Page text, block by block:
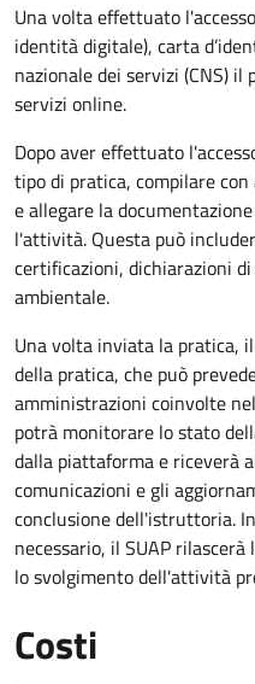
Una volta effettuato
identità digitale), carta
nazionale dei servizi (CNS)
servizi online.
Dopo aver effettuato
tipo di pratica, compilare
e allegare la
l'attività. Questa può
certificazioni, dichiarazioni
ambientale.
Una volta inviata la pratica,
della pratica, che può
amministrazioni coinvolte
potrà monitorare lo stato
dalla piattaforma e riceverà
comunicazioni e gli
conclusione dell'istruttoria.
necessario, il SUAP
lo svolgimento dell'attività
Costi